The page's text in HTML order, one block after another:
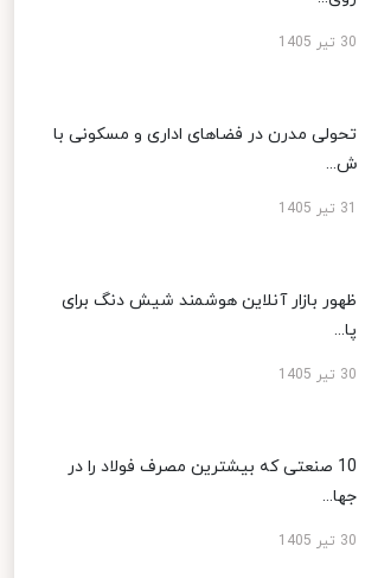
30 تیر 1405
تحولی مدرن در فضاهای اداری و مسکونی با
ش...
ظهور بازار آنلاین هوشمند شیش دنگ برای
پا...
30 تیر 1405
10 صنعتی که بیشترین مصرف فولاد را در
جها...
30 تیر 1405